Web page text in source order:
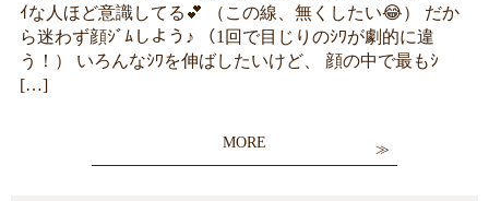
ｲな人ほど意識してる💕 （この線、無くしたい😂） だか
ら迷わず顔ｼﾞﾑしよう♪ （1回で目じりのｼﾜが劇的に違
う！） いろんなｼﾜを伸ばしたいけど、 顔の中で最もｼ
[…]
MORE